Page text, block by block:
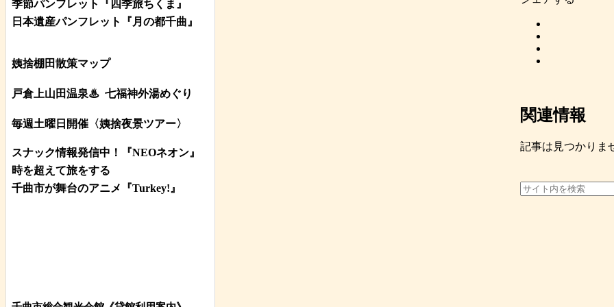
関連情報
記事は見つかりま
季節パンフレット『四季旅ちくま』
日本遺産パンフレット
『月の都千曲』
姨捨棚田散策マップ
戸倉上山田温泉♨ 七福神外湯めぐり
毎週土曜日開催〈姨捨夜景ツアー〉
スナック情報発信中！『NEOネオン』
時を超えて旅をする
千曲市が舞台のアニメ『Turkey!』